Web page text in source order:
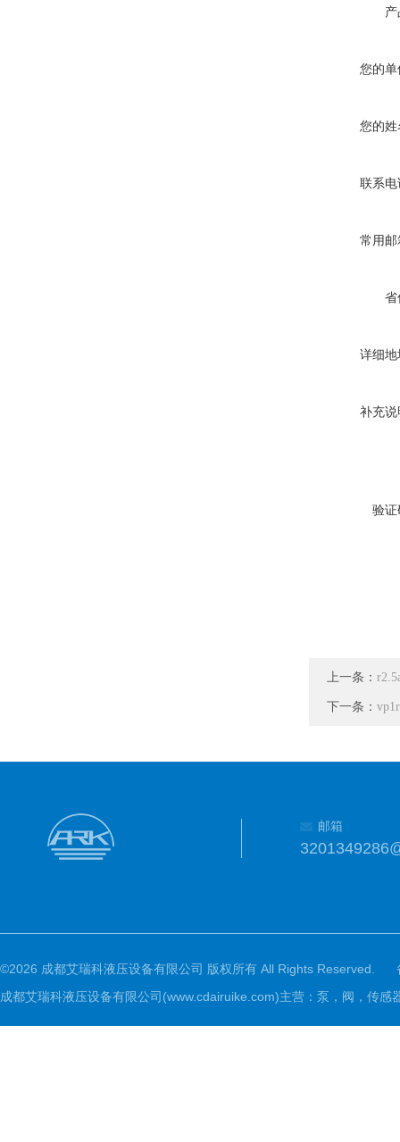
您的
您的
联系
常用
省
详细
补充
验
上一条：
下一条：
邮箱
©2026 成都艾瑞科液压设备有限公司 版权所有 All Rights Reserved.
成都艾瑞科液压设备有限公司(www.cdairuike.com)主营：泵，阀，传